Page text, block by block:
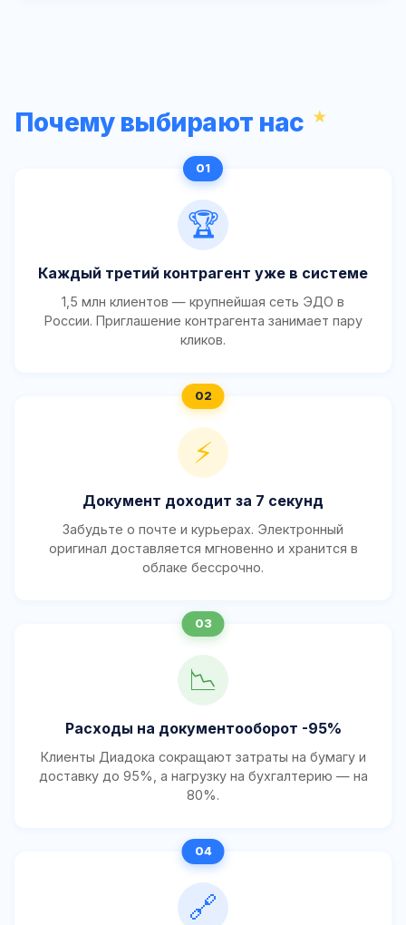
Почему выбирают нас
🏆
Каждый третий контрагент уже в системе
1,5 млн клиентов — крупнейшая сеть ЭДО в
России. Приглашение контрагента занимает пару
кликов.
⚡
Документ доходит за 7 секунд
Забудьте о почте и курьерах. Электронный
оригинал доставляется мгновенно и хранится в
облаке бессрочно.
📉
Расходы на документооборот -95%
Клиенты Диадока сокращают затраты на бумагу и
доставку до 95%, а нагрузку на бухгалтерию — на
80%.
🔗